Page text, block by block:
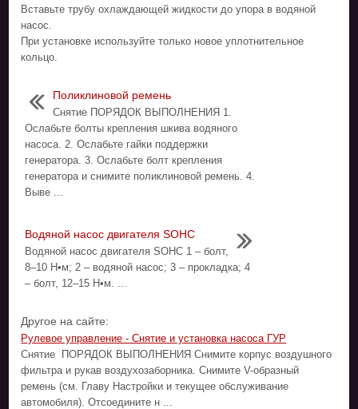
Вставьте трубу охлаждающей жидкости до упора в водяной
насос.
При установке используйте только новое уплотнительное
кольцо.
Поликлиновой ремень
Снятие ПОРЯДОК ВЫПОЛНЕНИЯ 1.
Ослабьте болты крепления шкива водяного
насоса. 2. Ослабьте гайки поддержки
генератора. 3. Ослабьте болт крепления
генератора и снимите поликлиновой ремень. 4.
Выве ...
Водяной насос двигателя SOHC
Водяной насос двигателя SOHC 1 – болт,
8–10 Н•м; 2 – водяной насос; 3 – прокладка; 4
– болт, 12–15 Н•м. ...
Другое на сайте:
Рулевое управление - Снятие и установка насоса ГУР
Снятие ПОРЯДОК ВЫПОЛНЕНИЯ Снимите корпус воздушного
фильтра и рукав воздухозаборника. Снимите V-образный
ремень (см. Главу Настройки и текущее обслуживание
автомобиля). Отсоедините н ...